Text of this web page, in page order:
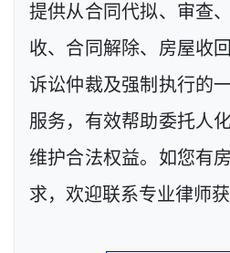
提供从合同代拟、审查
收、合同解除、房屋收
诉讼仲裁及强制执行的
服务，有效帮助委托人
维护合法权益。如您有
求，欢迎联系专业律师获